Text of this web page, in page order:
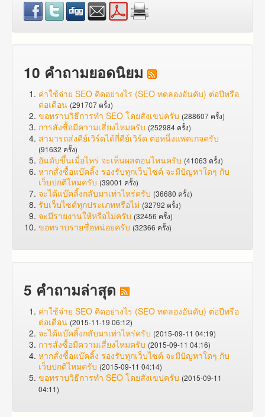
10 คำถามยอดนิยม
ค่าใช้จ่าย SEO คิดอย่างไร (SEO ทดลองอันดับ) ต่อปีหรือ
ต่อเดือน (291707 ครั้ง)
ขอทราบวิธีการทำ SEO โดยสังเขปครับ (288607 ครั้ง)
การสั่งซื้อมีความเสี่ยงไหมครับ (252984 ครั้ง)
สามารถส่งคีย์เวิร์ดได้กี่คีย์เวิร์ด ต่อหนึ่งแพคเกจครับ
(91632 ครั้ง)
อันดับขึ้นเมื่อไหร่ จะเห็นผลตอนไหนครับ (41063 ครั้ง)
หากสั่งซื้อแบ๊คลิ้ง รองรับทุกเว็บไซต์ จะมีปัญหาใดๆ กับ
เว็บปกติไหมครับ (39001 ครั้ง)
จะได้แบ๊คลิ้งกลับมาเท่าไหร่ครับ (36680 ครั้ง)
รับเว็บไซต์ทุกประเภทหรือไม่ (32792 ครั้ง)
จะมีรายงานให้หรือไม่ครับ (32456 ครั้ง)
ขอทราบรายชื่อหน่อยครับ (32366 ครั้ง)
5 คำถามล่าสุด
ค่าใช้จ่าย SEO คิดอย่างไร (SEO ทดลองอันดับ) ต่อปีหรือ
ต่อเดือน (2015-11-19 06:12)
จะได้แบ๊คลิ้งกลับมาเท่าไหร่ครับ (2015-09-11 04:19)
การสั่งซื้อมีความเสี่ยงไหมครับ (2015-09-11 04:16)
หากสั่งซื้อแบ๊คลิ้ง รองรับทุกเว็บไซต์ จะมีปัญหาใดๆ กับ
เว็บปกติไหมครับ (2015-09-11 04:14)
ขอทราบวิธีการทำ SEO โดยสังเขปครับ (2015-09-11
04:11)